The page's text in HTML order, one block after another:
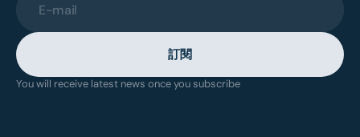
E-mail
訂閱
You will receive latest news once you subscribe